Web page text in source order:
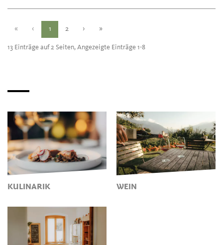
« ‹ 1 2 › »
13 Einträge auf 2 Seiten, Angezeigte Einträge 1-8
KULINARIK WEIN